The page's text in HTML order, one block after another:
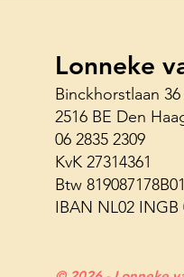
Lonneke
Binckhorstlaan 36
2516 BE Den
06 2835 2309
KvK 27314361
Btw 819087178B01
IBAN NL02 INGB